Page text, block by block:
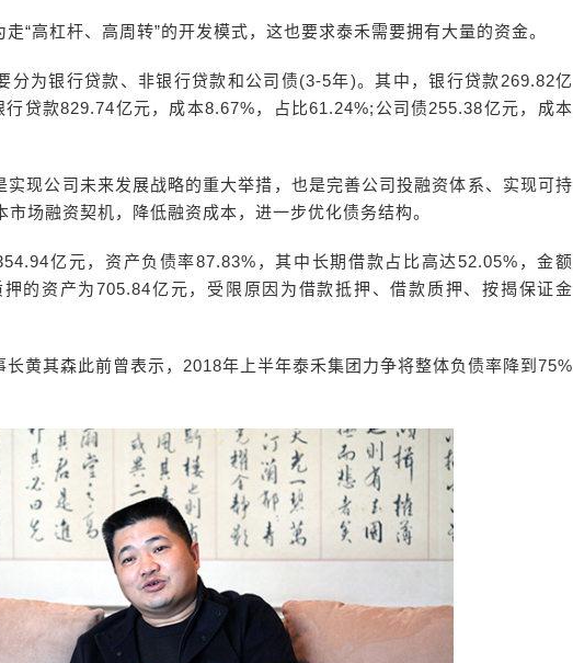
“高杠杆、高周转”的开发模式，这也要求泰禾需要拥有大量的资金。
分为银行贷款、非银行贷款和公司债(3-5年)。其中，银行贷款269.82亿
贷款829.74亿元，成本8.67%，占比61.24%;公司债255.38亿元，成本
现公司未来发展战略的重大举措，也是完善公司投融资体系、实现可持
场融资契机，降低融资成本，进一步优化债务结构。
亿元，资产负债率87.83%，其中长期借款占比高达52.05%，金额
的资产为705.84亿元，受限原因为借款抵押、借款质押、按揭保证金
黄其森此前曾表示，2018年上半年泰禾集团力争将整体负债率降到75%